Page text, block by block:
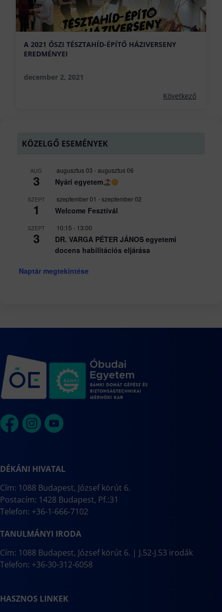
A 2021 ŐSZI TÉSZTAHÍD-ÉPÍTŐ HÁZIVERSENY
EREDMÉNYEI
december 2, 2021
Következő
KÖZELGŐ ESEMÉNYEK
AUG
3
augusztus 03 -augusztus 06
Nyári egyetem
SZEPT
1
szeptember 01 -szeptember 02
Welcome Fesztivál
SZEPT
3
10:15 - 13:00
DR. VARGA PÉTER JÁNOS egyetemi
docens habilitációs eljárása
Naptár megtekintése
DÉKÁNI HIVATAL
Cím: 1088 Budapest, József körút 6.
Postacím: 1428 Budapest, Pf.:31
Telefon: +36-1-666-7102
TANULMÁNYI IRODA
Cím: 1088 Budapest, József körút 6. | J.52-J.53 irodák
Telefon: +36-30-312-6058
HASZNOS LINKEK